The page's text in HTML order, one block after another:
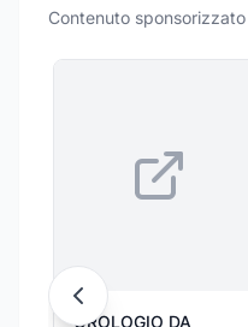
Contenuto sponsorizzato
OROLOGIO DA